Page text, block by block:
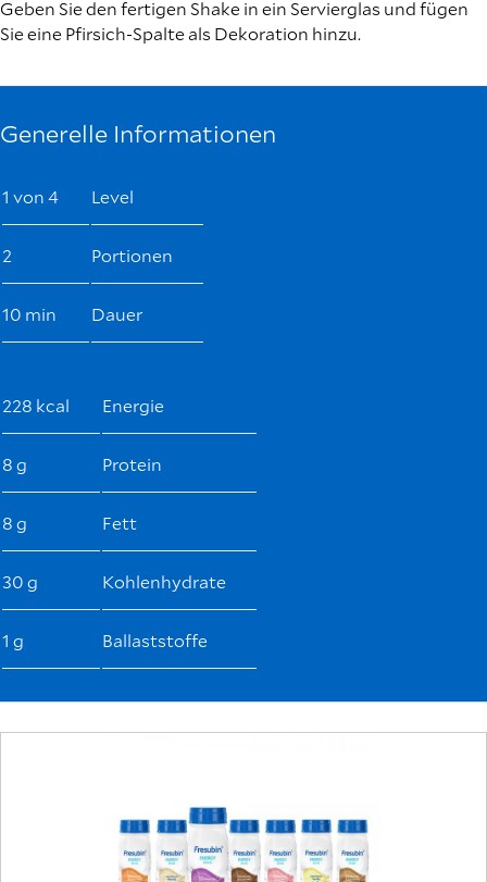
Geben Sie den fertigen Shake in ein Servierglas und fügen
Sie eine Pfirsich-Spalte als Dekoration hinzu.
Generelle Informationen
1 von 4 Level
2 Portionen
10 min Dauer
228 kcal Energie
8 g Protein
8 g Fett
30 g Kohlenhydrate
1 g Ballaststoffe